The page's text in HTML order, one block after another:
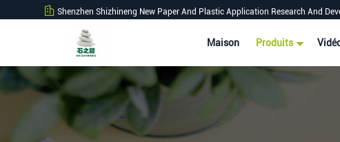
Shenzhen Shizhineng New Paper And Plastic Application Research And
Maison Produits